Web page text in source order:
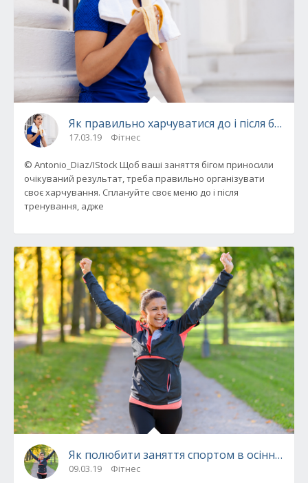
Як правильно харчуватися до і після бігу
17.03.19 Фітнес
© Antonio_Diaz/IStock Щоб ваші заняття бігом приносили
очікуваний результат, треба правильно організувати
своє харчування. Сплануйте своє меню до і після
тренування, адже
Як полюбити заняття спортом в осінньо-
09.03.19 Фітнес